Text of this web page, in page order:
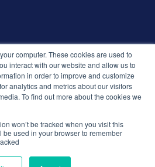
your computer. These cookies are used to
interact with our website and allow us to
in order to improve and customize
for analytics and metrics about our visitors
media. To find out more about the cookies we
won’t be tracked when you visit this
be used in your browser to remember
سياسة الخصوصية
الإصدارات
الأمان والامتثال
الشروط والأحكام